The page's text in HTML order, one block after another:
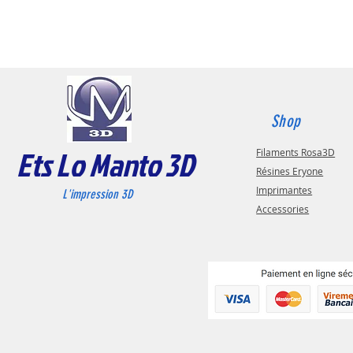
Ets Lo Manto 3D
L'impression 3D
Shop
Filaments Rosa3D
Résines Eryone
Imprimantes
Accessories